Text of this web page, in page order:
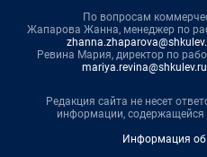
По вопросам
Жапарова Жанна, менеджер по
Ревина Мария, директор по
mariya.revina@shkulev.ru
Редакция сайта не несет
информации, содержащейся
Информация об